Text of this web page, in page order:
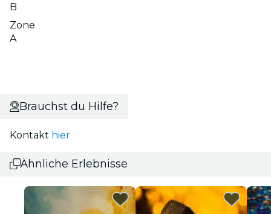
B
Zone
A
Brauchst du Hilfe?
Kontakt hier
Ähnliche Erlebnisse